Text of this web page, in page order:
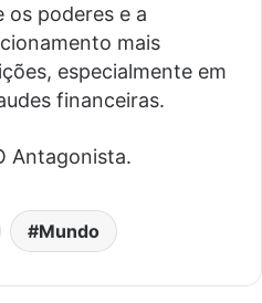
poderes e a
mais
especialmente em
financeiras.
Antagonista.
Mundo